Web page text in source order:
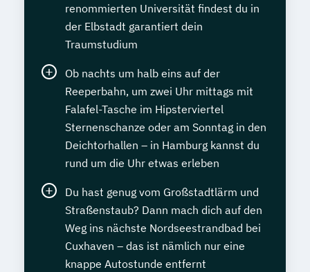
Geschichte/Politik: Deutschland damals
und heute
Geschäftsführung in Kleinbetrieben
Geschäftsführung in Mittelbetrieben
Grafik-Design Gutes Deutsch
Handelsenglisch (LCCI)
Handelsfachwirt (IHK)
Hauptschulabschluss (Erster
allgemeinbildender Schulabschluss)
Haus- und Grundstücksverwalter
Haustechnik Hauswirtschafter
Heilpraktiker/in - Vorbereitung auf die
amtsärztliche Überprüfung
Homöopathie Hotelbetriebswirt
renommierten Universität findest du in
der Elbstadt garantiert dein
Traumstudium
Ob nachts um halb eins auf der
Reeperbahn, um zwei Uhr mittags mit
Falafel-Tasche im Hipsterviertel
Sternenschanze oder am Sonntag in den
Deichtorhallen – in Hamburg kannst du
rund um die Uhr etwas erleben
Du hast genug vom Großstadtlärm und
Straßenstaub? Dann mach dich auf den
Weg ins nächste Nordseestrandbad bei
Cuxhaven – das ist nämlich nur eine
knappe Autostunde entfernt